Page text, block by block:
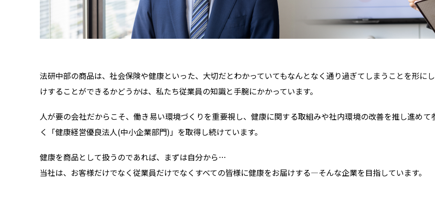
法研中部の商品は、社会保険や健康といった、大切だとわかっていてもなんとなく通り過ぎてしまうことを形に
けすることができるかどうかは、私たち従業員の知識と手腕にかかっています。
人が要の会社だからこそ、働き易い環境づくりを重要視し、健康に関する取組みや社内環境の改善を推し進め
く「健康経営優良法人(中小企業部門)」を取得し続けています。
健康を商品として扱うのであれば、まずは自分から…
当社は、お客様だけでなく従業員だけでなくすべての皆様に健康をお届けする―そんな企業を目指しています。